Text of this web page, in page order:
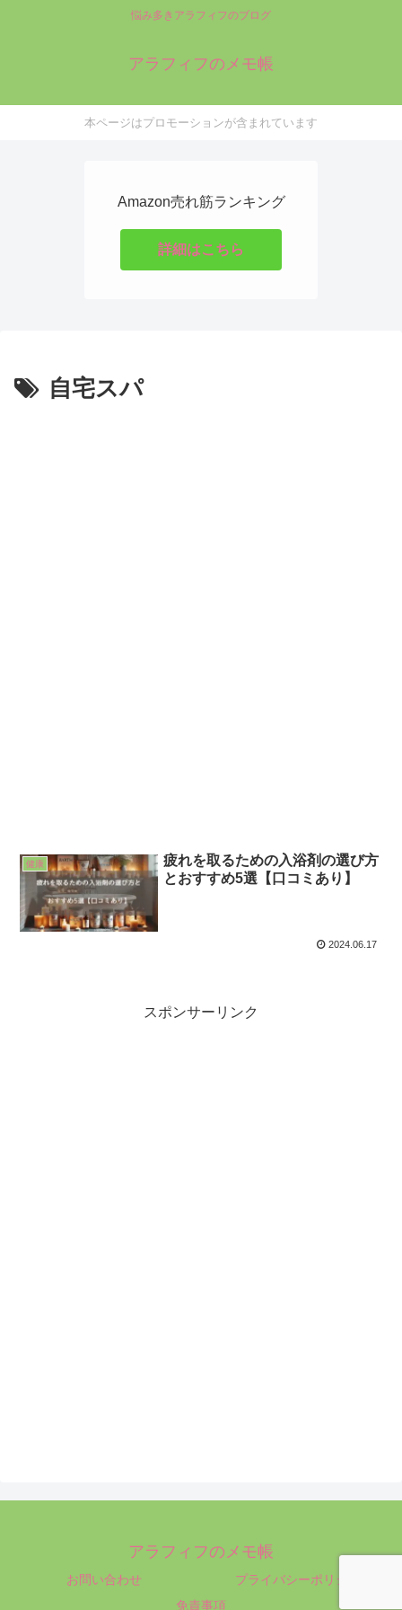
悩み多きアラフィフのブログ
アラフィフのメモ帳
本ページはプロモーションが含まれています
Amazon売れ筋ランキング
詳細はこちら
自宅スパ
健康
疲れを取るための入浴剤の選び方
とおすすめ5選【口コミあり】
2024.06.17
スポンサーリンク
アラフィフのメモ帳
お問い合わせ
プライバシーポリシー
免責事項